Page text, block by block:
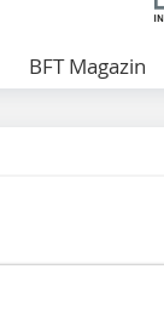
BFT Magazin